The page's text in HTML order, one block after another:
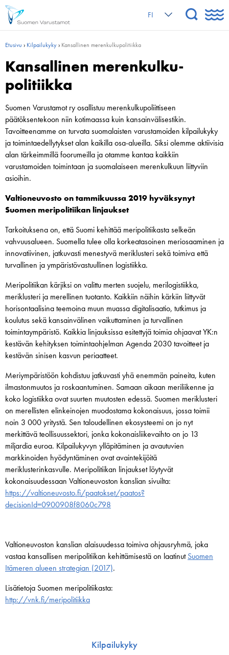
FI
Etusivu › Kilpailukyky› Kansallinen merenkulku­politiikka
Kansallinen merenkulku­
politiikka
Suomen Varustamot ry osallistuu merenkulkupoliittiseen
päätöksentekoon niin kotimaassa kuin kansainvälisestikin.
Tavoitteenamme on turvata suomalaisten varustamoiden kilpailukyky
ja toimintaedellytykset alan kaikilla osa-alueilla. Siksi olemme aktiivisia
alan tärkeimmillä foorumeilla ja otamme kantaa kaikkiin
varustamoiden toimintaan ja suomalaiseen merenkulkuun liittyviin
asioihin.
Valtioneuvosto on tammikuussa 2019 hyväksynyt
Suomen meripolitiikan linjaukset
Tarkoituksena on, että Suomi kehittää meripolitiikasta selkeän
vahvuusalueen. Suomella tulee olla korkeatasoinen meriosaaminen ja
innovatiivinen, jatkuvasti menestyvä meriklusteri sekä toimiva että
turvallinen ja ympäristövastuullinen logistiikka.
Meripolitiikan kärjiksi on valittu merten suojelu, merilogistiikka,
meriklusteri ja merellinen tuotanto. Kaikkiin näihin kärkiin liittyvät
horisontaalisina teemoina muun muassa digitalisaatio, tutkimus ja
koulutus sekä kansainvälinen vaikuttaminen ja turvallinen
toimintaympäristö. Kaikkia linjauksissa esitettyjä toimia ohjaavat YK:n
kestävän kehityksen toimintaohjelman Agenda 2030 tavoitteet ja
kestävän sinisen kasvun periaatteet.
Meriympäristöön kohdistuu jatkuvasti yhä enemmän paineita, kuten
ilmastonmuutos ja roskaantuminen. Samaan aikaan meriliikenne ja
koko logistiikka ovat suurten muutosten edessä. Suomen meriklusteri
on merellisten elinkeinojen muodostama kokonaisuus, jossa toimii
noin 3 000 yritystä. Sen taloudellinen ekosysteemi on jo nyt
merkittävä teollisuussektori, jonka kokonaisliikevaihto on jo 13
miljardia euroa. Kilpailukyvyn ylläpitäminen ja avautuvien
markkinoiden hyödyntäminen ovat avaintekijöitä
meriklusterinkasvulle. Meripolitiikan linjaukset löytyvät
kokonaisuudessaan Valtioneuvoston kanslian sivuilta:
https://valtioneuvosto.fi/paatokset/paatos?
decisionId=0900908f8060c798
Valtioneuvoston kanslian alaisuudessa toimiva ohjausryhmä, joka
vastaa kansallisen meripolitiikan kehittämisestä on laatinutSuomen
Itämeren alueen strategian (2017).
Lisätietoja Suomen meripolitiikasta:
http://vnk.fi/meripolitiikka
Kilpailukyky